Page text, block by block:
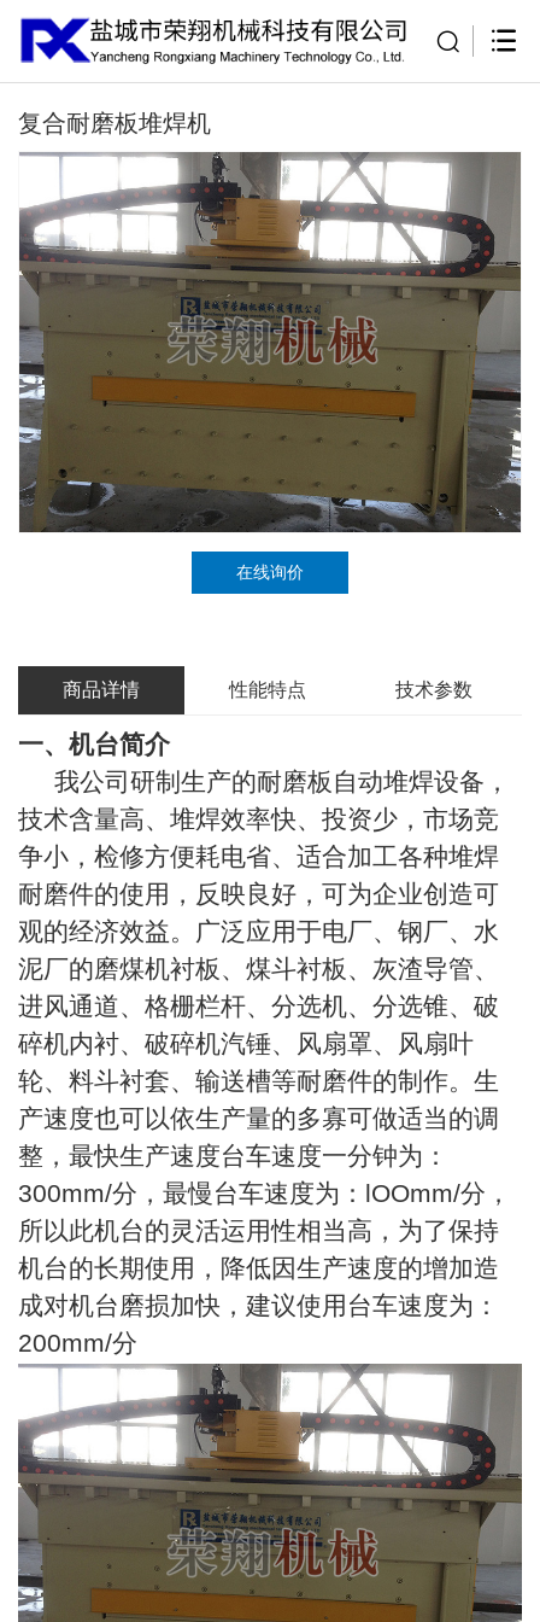
复合耐磨板堆焊机
在线询价
商品详情 性能特点 技术参数
一、机台简介
我公司研制生产的耐磨板自动堆焊设备，
技术含量高、堆焊效率快、投资少，市场竞
争小，检修方便耗电省、适合加工各种堆焊
耐磨件的使用，反映良好，可为企业创造可
观的经济效益。广泛应用于电厂、钢厂、水
泥厂的磨煤机衬板、煤斗衬板、灰渣导管、
进风通道、格栅栏杆、分选机、分选锥、破
碎机内衬、破碎机汽锤、风扇罩、风扇叶
轮、料斗衬套、输送槽等耐磨件的制作。生
产速度也可以依生产量的多寡可做适当的调
整，最快生产速度台车速度一分钟为：
300mm/分，最慢台车速度为：lOOmm/分，
所以此机台的灵活运用性相当高，为了保持
机台的长期使用，降低因生产速度的增加造
成对机台磨损加快，建议使用台车速度为：
200mm/分